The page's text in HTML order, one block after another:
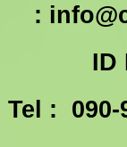
:
ID
Tel : 090-